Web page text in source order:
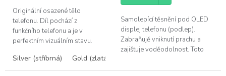
hvězdiček.
Originální osazené tělo
telefonu. Díl pochází z
funkčního telefonu a je v
perfektním vizuálním stavu.
předinstalovanou většinu dílů,
kromě dílů párovaných...
Silver (stříbrná) Gold (zlatá)
Samolepící těsnění pod OLED
displej telefonu (podlep).
Zabraňujě vniknutí prachu a
zajišťuje voděodolnost. Toto
po každé opravě telefonu. Pro